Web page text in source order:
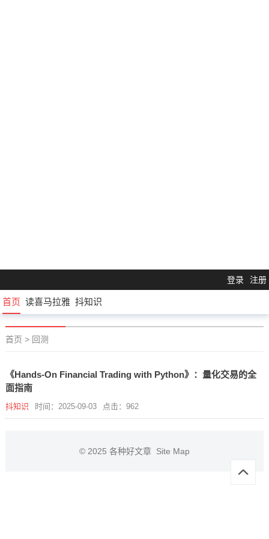
登录 注册
首页 读喜马拉雅 抖知识
首页 > 回测
《Hands-On Financial Trading with Python》：量化交易的全
面指南
抖知识 时间：2025-09-03 点击：962
© 2025 各种好文章 Site Map